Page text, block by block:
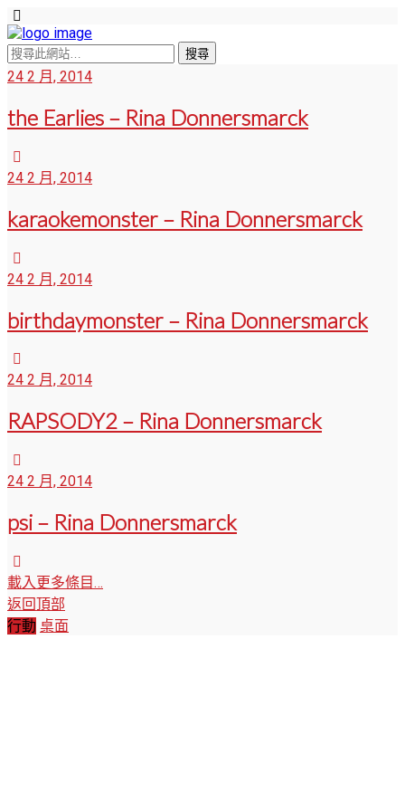
24 2 月, 2014
the Earlies – Rina Donnersmarck
24 2 月, 2014
karaokemonster – Rina Donnersmarck
24 2 月, 2014
birthdaymonster – Rina Donnersmarck
24 2 月, 2014
RAPSODY2 – Rina Donnersmarck
24 2 月, 2014
psi – Rina Donnersmarck
載入更多條目…
返回頂部
行動 桌面